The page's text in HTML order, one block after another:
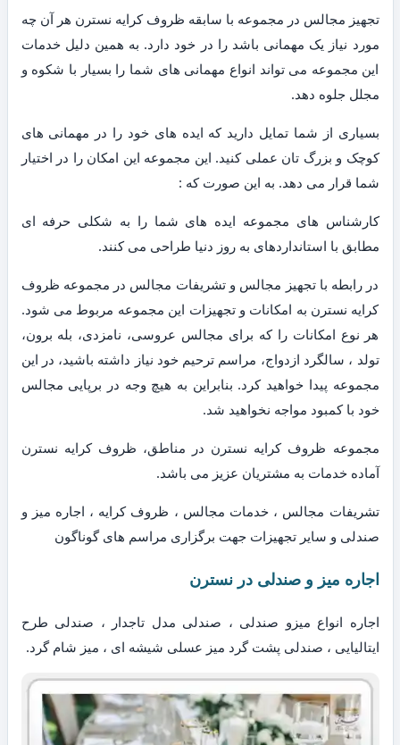
تجهیز مجالس در مجموعه با سابقه ظروف کرایه نسترن هر آن چه
مورد نیاز یک مهمانی باشد را در خود دارد. به همین دلیل خدمات
این مجموعه می تواند انواع مهمانی های شما را بسیار با شکوه و
مجلل جلوه دهد.
بسیاری از شما تمایل دارید که ایده های خود را در مهمانی های
کوچک و بزرگ تان عملی کنید. این مجموعه این امکان را در اختیار
شما قرار می دهد. به این صورت که :
کارشناس های مجموعه ایده های شما را به شکلی حرفه ای
مطابق با استانداردهای به روز دنیا طراحی می کنند.
در رابطه با تجهیز مجالس و تشریفات مجالس در مجموعه ظروف
کرایه نسترن به امکانات و تجهیزات این مجموعه مربوط می شود.
هر نوع امکانات را که برای مجالس عروسی، نامزدی، بله برون،
تولد ، سالگرد ازدواج، مراسم ترحیم خود نیاز داشته باشید، در این
مجموعه پیدا خواهید کرد. بنابراین به هیچ وجه در برپایی مجالس
خود با کمبود مواجه نخواهید شد.
مجموعه ظروف کرایه نسترن در مناطق، ظروف کرایه نسترن
آماده خدمات به مشتریان عزیز می باشد.
تشریفات مجالس ، خدمات مجالس ، ظروف کرایه ، اجاره میز و
صندلی و سایر تجهیزات جهت برگزاری مراسم های گوناگون
اجاره میز و صندلی در نسترن
اجاره انواع میزو صندلی ، صندلی مدل تاجدار ، صندلی طرح
ایتالیایی ، صندلی پشت گرد میز عسلی شیشه ای ، میز شام گرد.